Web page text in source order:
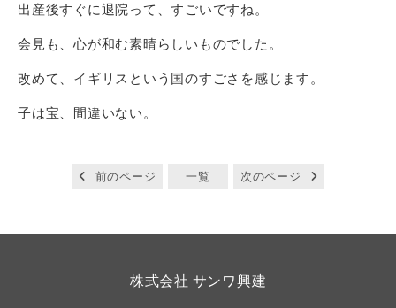
出産後すぐに退院って、すごいですね。
会見も、心が和む素晴らしいものでした。
改めて、イギリスという国のすごさを感じます。
子は宝、間違いない。
前のページ 一覧 次のページ
株式会社 サンワ興建